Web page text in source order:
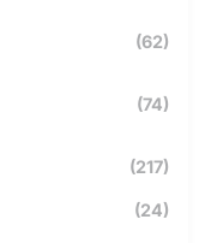
(62)
(74)
(217)
(24)